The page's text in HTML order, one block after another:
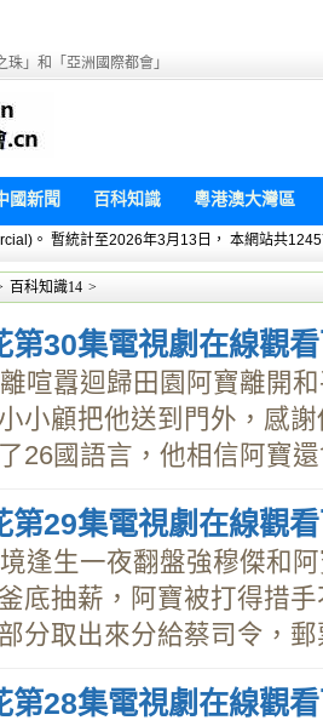
」和「亞洲國際都會」
國新聞 百科知識 粵港澳大灣區
。 暫統計至2026年3月13日， 本網站共
百科知識14 >
第30集電視劇在線觀
喧囂迴歸田園阿寶離開
小顧把他送到門外，感
26國語言，他相信阿寶
第29集電視劇在線觀
逢生一夜翻盤強穆傑和
底抽薪，阿寶被打得措
分取出來分給蔡司令，郵
第28集電視劇在線觀